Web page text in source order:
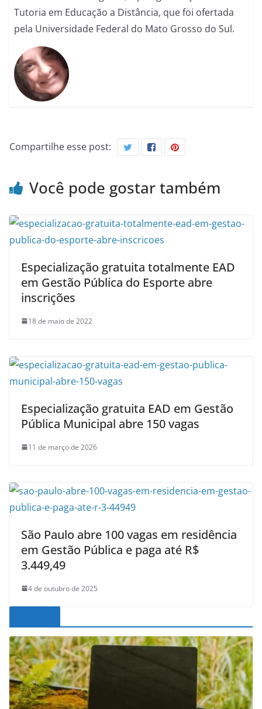
Tutoria em Educação a Distância, que foi ofertada
pela Universidade Federal do Mato Grosso do Sul.
Compartilhe esse post:
Você pode gostar também
Especialização gratuita totalmente EAD
em Gestão Pública do Esporte abre
inscrições
18 de maio de 2022
Especialização gratuita EAD em Gestão
Pública Municipal abre 150 vagas
11 de março de 2026
São Paulo abre 100 vagas em residência
em Gestão Pública e paga até R$
3.449,49
4 de outubro de 2025